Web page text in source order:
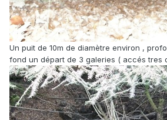
Un puit de 10m de diamètre environ ,
fond un départ de 3 galeries ( accés tres